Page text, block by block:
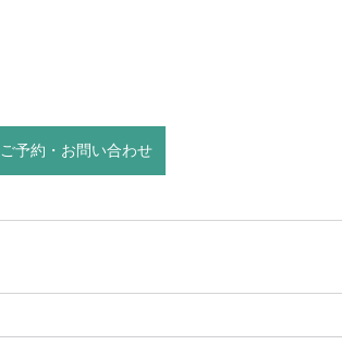
ご予約・お問い合わせ